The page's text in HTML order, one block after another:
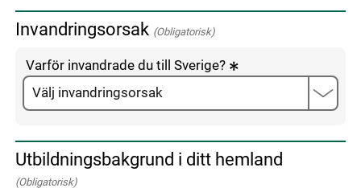
Invandringsorsak (Obligatorisk)
Varför invandrade du till Sverige?
Utbildningsbakgrund i ditt hemland
(Obligatorisk)